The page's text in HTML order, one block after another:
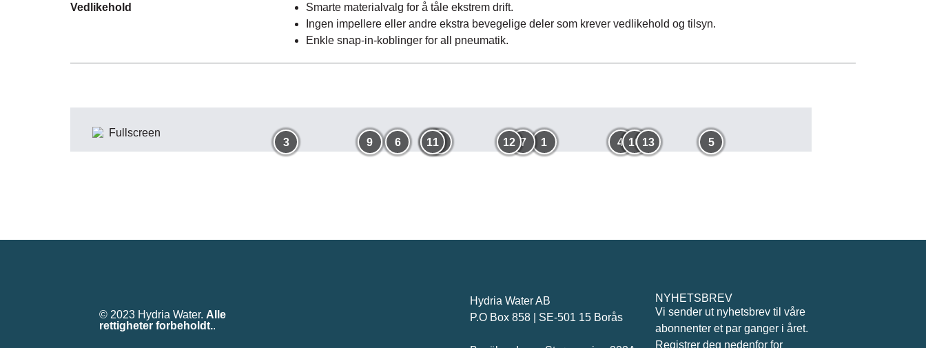
Vedlikehold
Smarte materialvalg for å tåle ekstrem drift.
Ingen impellere eller andre ekstra bevegelige deler som krever vedlikehold og tilsyn.
Enkle snap-in-koblinger for all pneumatik.
Fullscreen
1
2
3 4 5
6 7
8
9 10
11 12 13
© 2023 Hydria Water. Alle
rettigheter forbeholdt..
Hydria Water AB
P.O Box 858 | SE-501 15 Borås
NYHETSBREV
Vi sender ut nyhetsbrev til våre
abonnenter et par ganger i året.
Registrer deg nedenfor for